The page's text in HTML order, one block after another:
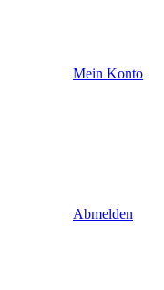
Mein Konto
Abmelden